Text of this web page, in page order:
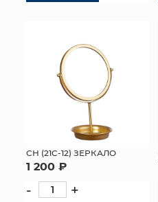
СН (21C-12) ЗЕРКАЛО
1 200 ₽
- +